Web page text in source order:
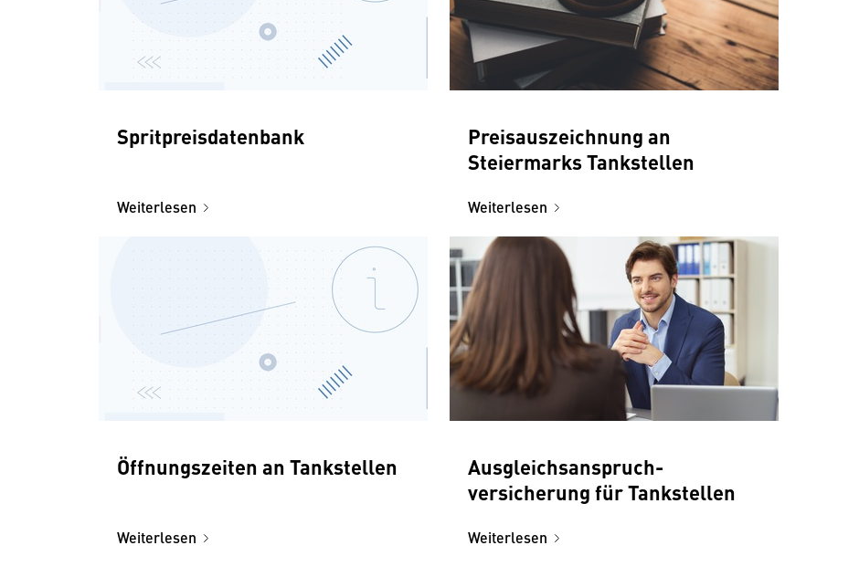
Spritpreisdatenbank
Weiterlesen
Preisauszeichnung an
Steiermarks Tankstellen
Weiterlesen
Öffnungszeiten an Tankstellen
Weiterlesen
Ausgleichs­anspruch­
versicherung für Tankstellen
Weiterlesen